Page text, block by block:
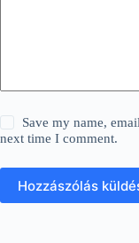
Save my name,
next time I comment.
Hozzászólás